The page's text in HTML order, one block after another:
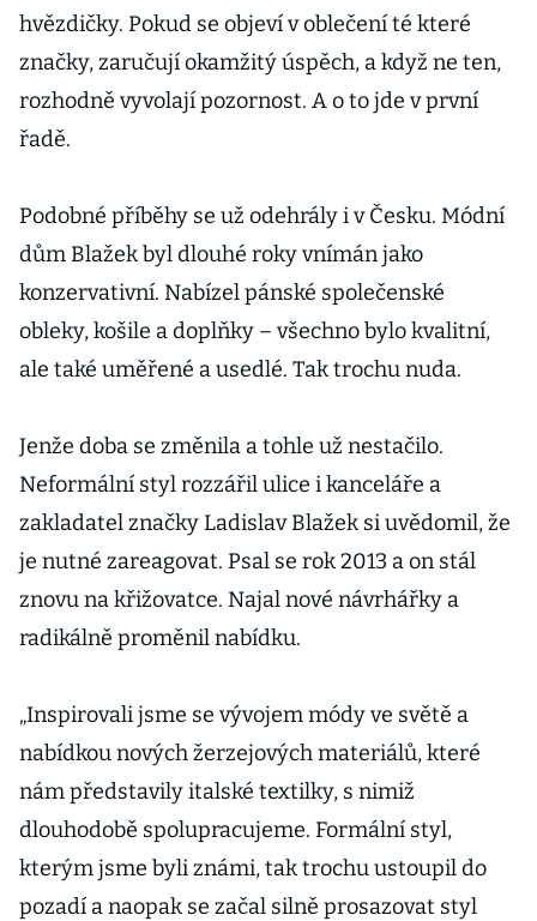
hvězdičky. Pokud se objeví v oblečení té které
značky, zaručují okamžitý úspěch, a když ne ten,
rozhodně vyvolají pozornost. A o to jde v první
řadě.
Podobné příběhy se už odehrály i v Česku. Módní
dům Blažek byl dlouhé roky vnímán jako
konzervativní. Nabízel pánské společenské
obleky, košile a doplňky – všechno bylo kvalitní,
ale také uměřené a usedlé. Tak trochu nuda.
Jenže doba se změnila a tohle už nestačilo.
Neformální styl rozzářil ulice i kanceláře a
zakladatel značky Ladislav Blažek si uvědomil, že
je nutné zareagovat. Psal se rok 2013 a on stál
znovu na křižovatce. Najal nové návrhářky a
radikálně proměnil nabídku.
„Inspirovali jsme se vývojem módy ve světě a
nabídkou nových žerzejových materiálů, které
nám představily italské textilky, s nimiž
dlouhodobě spolupracujeme. Formální styl,
kterým jsme byli známi, tak trochu ustoupil do
pozadí a naopak se začal silně prosazovat styl